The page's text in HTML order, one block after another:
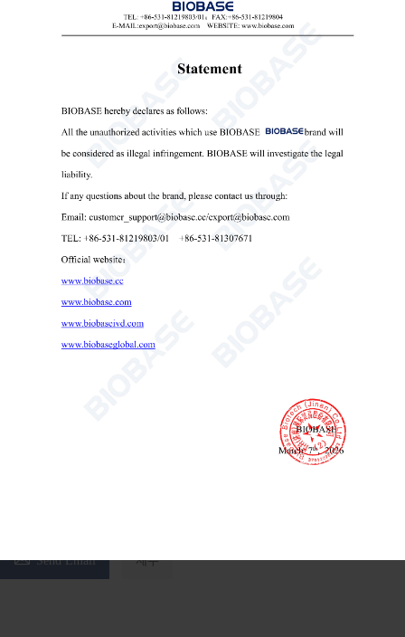
세부
 Send Email 세부